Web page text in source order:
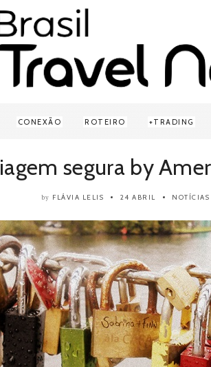
CONEXÃO ROTEIRO TRADING
segura by
by FLÁVIA LELIS 24 ABRIL NOTÍCIAS